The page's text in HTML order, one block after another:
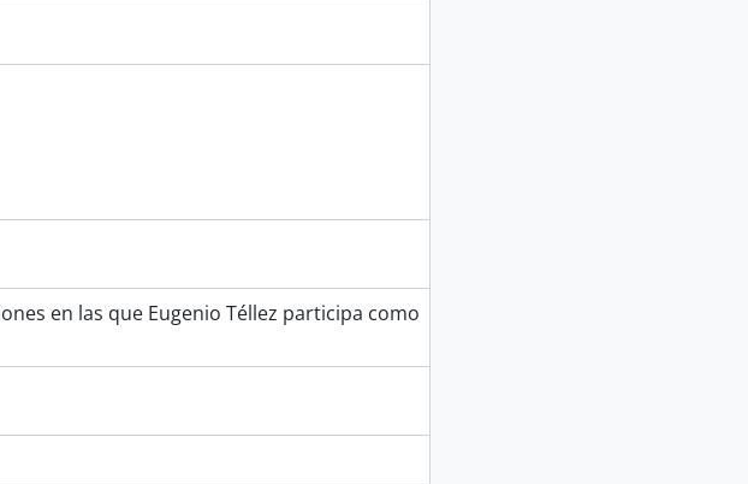
en las que Eugenio Téllez participa como